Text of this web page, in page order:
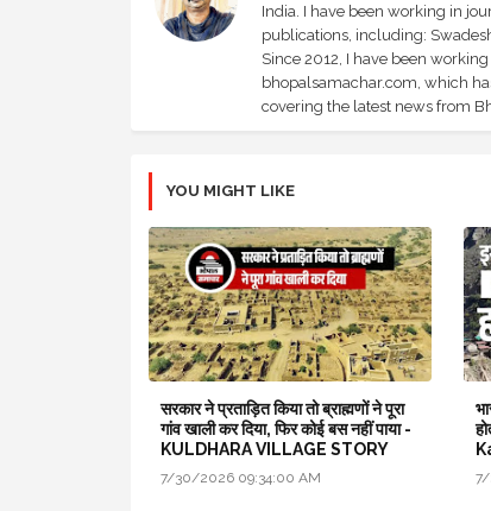
India. I have been working in
publications, including:
Since 2012, I have been
bhopalsamachar.com, which
covering the latest news from
YOU MIGHT LIKE
सरकार ने प्रताड़ित किया तो ब्राह्मणों ने पूरा
गांव खाली कर दिया, फिर कोई बस नहीं पाया -
KULDHARA VILLAGE STORY
7/30/2026 09:34:00 AM 7/